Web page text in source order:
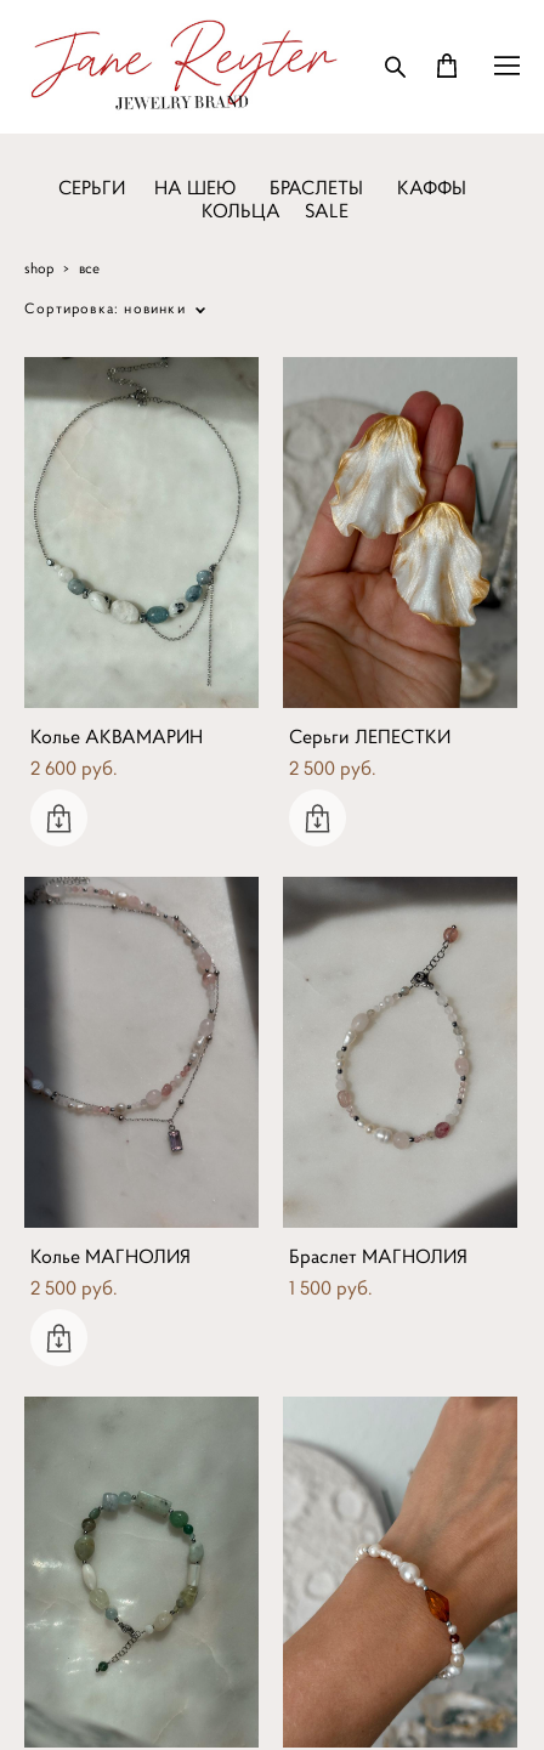
СЕРЬГИ НА ШЕЮ БРАСЛЕТЫ
КАФФЫ
КОЛЬЦА
SALE
shop > все
Сортировка: новинки
Колье АКВАМАРИН
2 600 pуб.
Серьги ЛЕПЕСТКИ
2 500 pуб.
Колье МАГНОЛИЯ
2 500 pуб.
Браслет МАГНОЛИЯ
1 500 pуб.